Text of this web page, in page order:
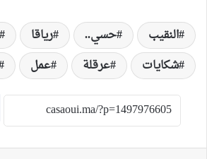
النقيب حسي.. رياقا
شكايات
عرقلة عمل